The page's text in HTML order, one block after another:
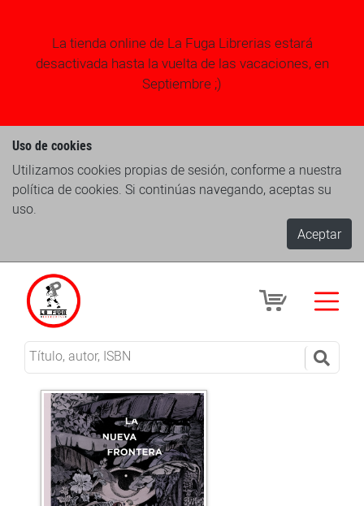
La tienda online de La Fuga Librerias estará
desactivada hasta la vuelta de las vacaciones, en
Septiembre ;)
Uso de cookies
Utilizamos cookies propias de sesión, conforme a nuestra
política de cookies. Si continúas navegando, aceptas su
uso.
Aceptar